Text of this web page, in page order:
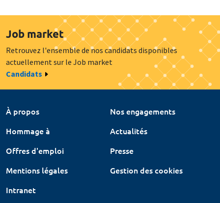
Job market
Retrouvez l'ensemble de nos candidats disponibles
actuellement sur le Job market
Candidats
À propos
Nos engagements
Hommage à
Actualités
Offres d'emploi
Presse
Mentions légales
Gestion des cookies
Intranet